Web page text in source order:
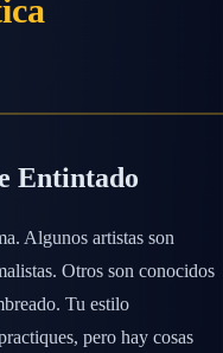
Entintado
Algunos artistas son
Otros son conocidos
Tu estilo
pero hay cosas